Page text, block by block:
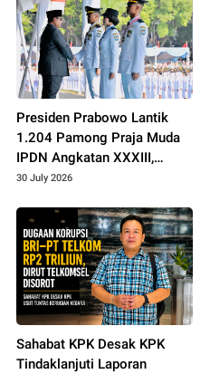
Presiden Prabowo Lantik
1.204 Pamong Praja Muda
IPDN Angkatan XXXIII,
Tekankan Integritas dan
30 July 2026
Sahabat KPK Desak KPK
Tindaklanjuti Laporan